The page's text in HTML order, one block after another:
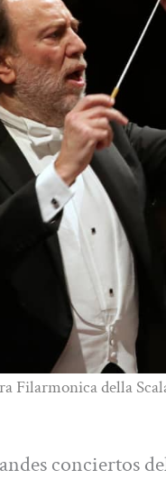
Filarmonica della
conciertos